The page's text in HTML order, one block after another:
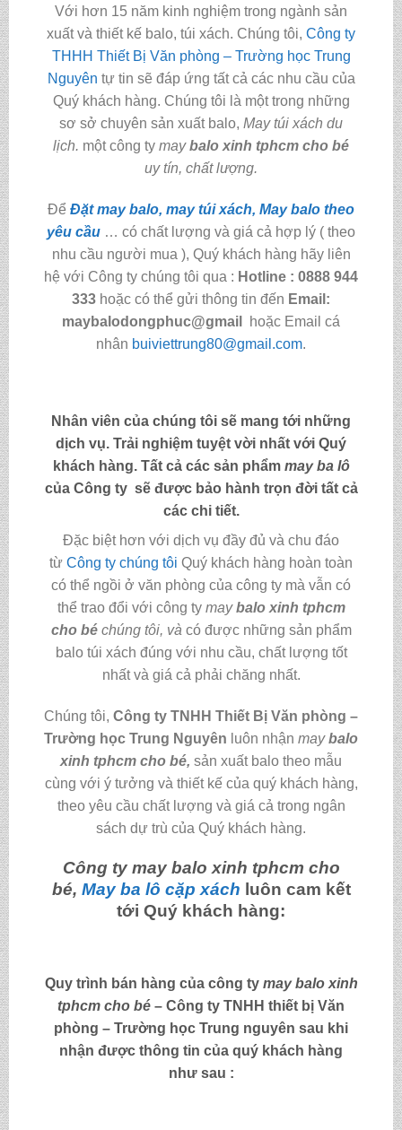
Với hơn 15 năm kinh nghiệm trong ngành sản
xuất và thiết kế balo, túi xách. Chúng tôi, Công ty
THHH Thiết Bị Văn phòng – Trường học Trung
Nguyên tự tin sẽ đáp ứng tất cả các nhu cầu của
Quý khách hàng. Chúng tôi là một trong những
sơ sở chuyên sản xuất balo, May túi xách du
lịch. một công ty maybalo xinh tphcm cho bé
uy tín, chất lượng.
Để Đặt may balo, may túi xách, May balo theo
yêu cầu … có chất lượng và giá cả hợp lý ( theo
nhu cầu người mua ), Quý khách hàng hãy liên
hệ với Công ty chúng tôi qua : Hotline : 0888 944
333 hoặc có thể gửi thông tin đến Email:
maybalodongphuc@gmail
hoặc Email cá
nhân buiviettrung80@gmail.com.
Nhân viên của chúng tôi sẽ mang tới những
dịch vụ. Trải nghiệm tuyệt vời nhất với Quý
khách hàng. Tất cả các sản phẩm mayba lô
của Công ty sẽ được bảo hành trọn đời tất cả
các chi tiết.
Đặc biệt hơn với dịch vụ đầy đủ và chu đáo
từ Công ty chúng tôi Quý khách hàng hoàn toàn
có thể ngồi ở văn phòng của công ty mà vẫn có
thể trao đổi với công tymaybalo xinh tphcm
cho bé chúng tôi, và có được những sản phẩm
balo túi xách đúng với nhu cầu, chất lượng tốt
nhất và giá cả phải chăng nhất.
Chúng tôi, Công ty TNHH Thiết Bị Văn phòng –
Trường học Trung Nguyên luôn nhận maybalo
xinh tphcm cho bé, sản xuất balo theo mẫu
cùng với ý tưởng và thiết kế của quý khách hàng,
theo yêu cầu chất lượng và giá cả trong ngân
sách dự trù của Quý khách hàng.
Công ty may balo xinh tphcm cho
bé, May ba lô cặp xách luôn cam kết
tới Quý khách hàng:
Quy trình bán hàng của công tymaybalo xinh
tphcm cho bé – Công ty TNHH thiết bị Văn
phòng – Trường học Trung nguyên sau khi
nhận được thông tin của quý khách hàng
như sau :